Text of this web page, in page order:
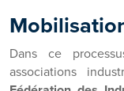
Dans ce
associations